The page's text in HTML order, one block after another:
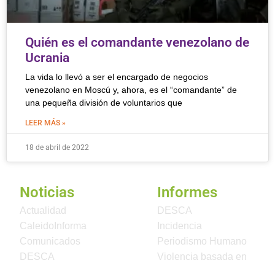
Quién es el comandante venezolano de
Ucrania
La vida lo llevó a ser el encargado de negocios
venezolano en Moscú y, ahora, es el “comandante” de
una pequeña división de voluntarios que
LEER MÁS »
18 de abril de 2022
Noticias
Actualidad
CaleidoInforma
Comunicados
DESCA
Informes
DESCA
Incidencia
Periodismo Humano
Violencia basada en